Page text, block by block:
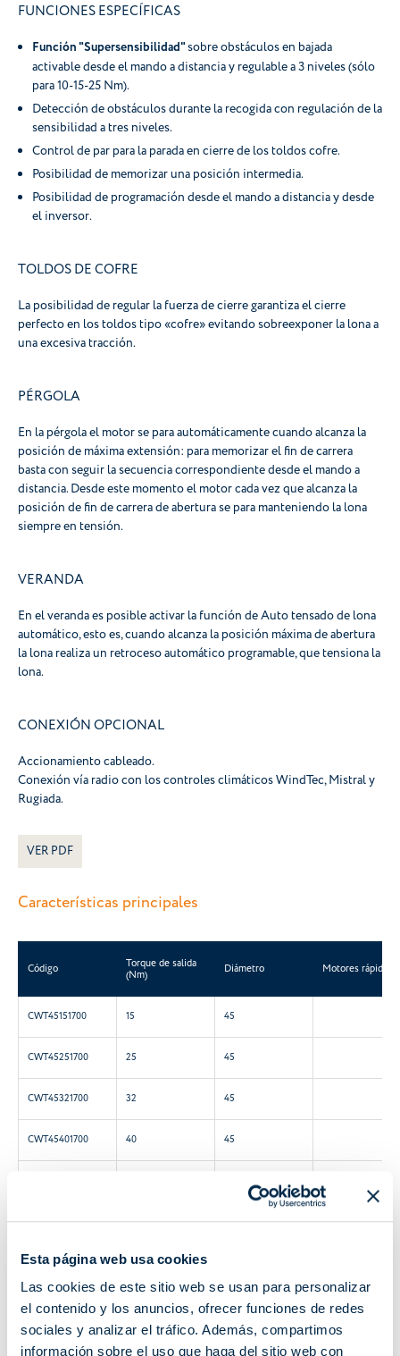
Esta página web usa cookies
Las cookies de este sitio web se usan para personalizar
el contenido y los anuncios, ofrecer funciones de redes
sociales y analizar el tráfico. Además, compartimos
información sobre el uso que haga del sitio web con
FUNCIONES ESPECÍFICAS
Función "Supersensibilidad"sobre obstáculos en bajada
activable desde el mando a distancia y regulable a 3 niveles (sólo
para 10-15-25 Nm).
Detección de obstáculos durante la recogida con regulación de la
sensibilidad a tres niveles.
Control de par para la parada en cierre de los toldos cofre.
Posibilidad de memorizar una posición intermedia.
Posibilidad de programación desde el mando a distancia y desde
el inversor.
TOLDOS DE COFRE
La posibilidad de regular la fuerza de cierre garantiza el cierre
perfecto en los toldos tipo «cofre» evitando sobreexponer la lona a
una excesiva tracción.
PÉRGOLA
En la pérgola el motor se para automáticamente cuando alcanza la
posición de máxima extensión: para memorizar el fin de carrera
basta con seguir la secuencia correspondiente desde el mando a
distancia. Desde este momento el motor cada vez que alcanza la
posición de fin de carrera de abertura se para manteniendo la lona
siempre en tensión.
VERANDA
En el veranda es posible activar la función de Auto tensado de lona
automático, esto es, cuando alcanza la posición máxima de abertura
la lona realiza un retroceso automático programable, que tensiona la
lona.
CONEXIÓN OPCIONAL
Accionamiento cableado.
Conexión vía radio con los controles climáticos WindTec, Mistral y
Rugiada.
VER PDF
Características principales
Código
Torque de salida
(Nm)
Diámetro Motores rápidos
CWT45151700 15 45
CWT45251700 25 45
CWT45321700 32 45
CWT45401700 40 45
CWT58061700 65 58
CWT58081700 85
CWT58101100 100 58
CWT58121100